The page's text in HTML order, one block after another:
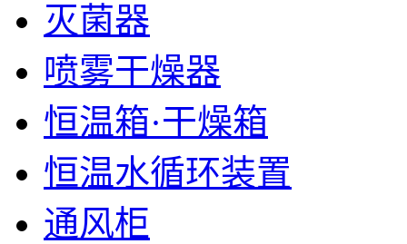
灭菌器
喷雾干燥器
恒温箱·干燥箱
恒温水循环装置
通风柜